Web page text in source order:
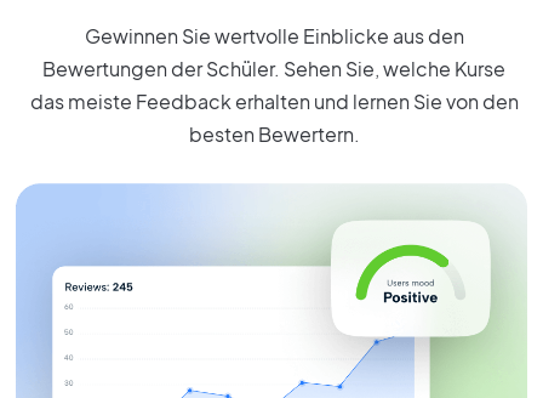
Gewinnen Sie wertvolle Einblicke aus den
Bewertungen der Schüler. Sehen Sie, welche Kurse
das meiste Feedback erhalten und lernen Sie von den
besten Bewertern.